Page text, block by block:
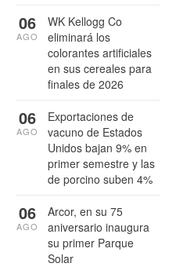
WK Kellogg Co
eliminará los
colorantes artificiales
en sus cereales para
finales de 2026
06
AGO
Exportaciones de
vacuno de Estados
Unidos bajan 9% en
primer semestre y las
de porcino suben 4%
06
AGO
Arcor, en su 75
aniversario inaugura
su primer Parque
Solar
06
AGO